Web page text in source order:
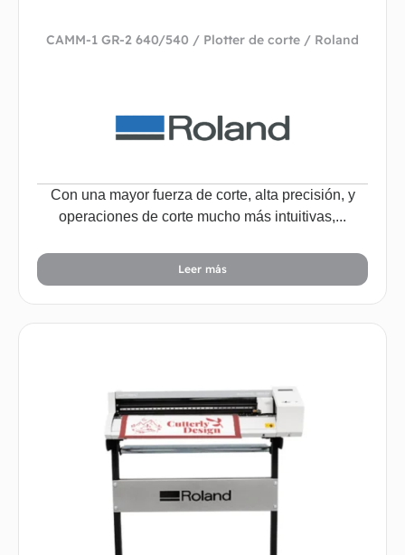
CAMM-1 GR-2 640/540 / Plotter de corte / Roland
Con una mayor fuerza de corte, alta precisión, y
operaciones de corte mucho más intuitivas,...
Leer más